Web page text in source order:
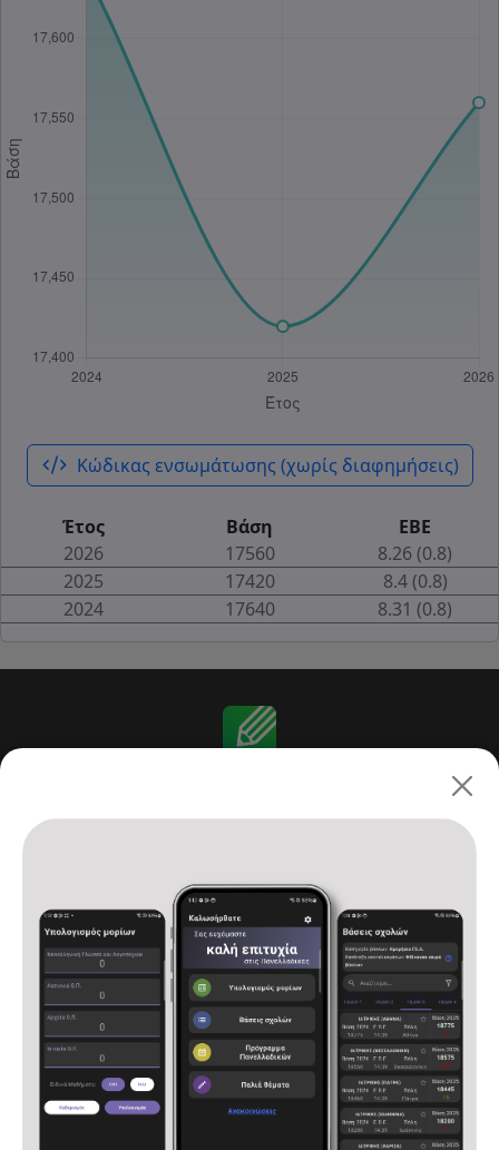
code_xml Κώδικας ενσωμάτωσης (χωρίς διαφημήσεις)
Έτος Βάση
ΕΒΕ
2026
17560
8.26 (0.8)
2025
17420
8.4 (0.8)
2024
17640 8.31 (0.8)
Αρχική
Υπολογισμός μορίων
Βάσεις σχολών
Πρόγραμμα Πανελλαδικών
Παλιά θέματα